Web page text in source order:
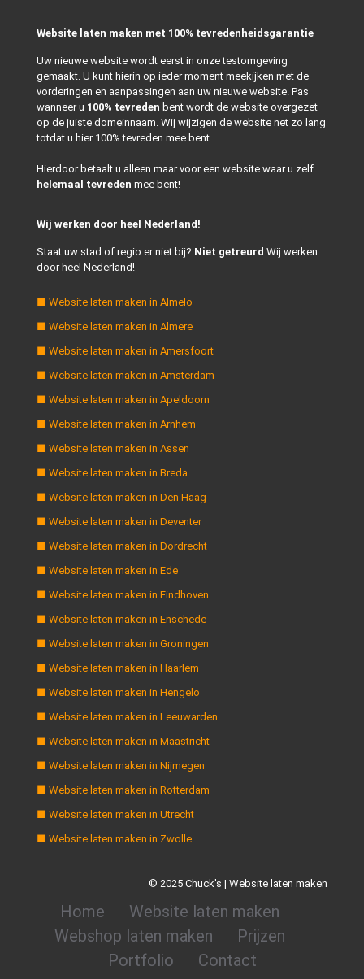
Website laten maken met 100% tevredenheidsgarantie
Uw nieuwe website wordt eerst in onze testomgeving
gemaakt. U kunt hierin op ieder moment meekijken met de
vorderingen en aanpassingen aan uw nieuwe website. Pas
wanneer u 100% tevreden bent wordt de website overgezet
op de juiste domeinnaam. Wij wijzigen de website net zo lang
totdat u hier 100% tevreden mee bent.
Hierdoor betaalt u alleen maar voor een website waar u zelf
helemaal tevreden mee bent!
Wij werken door heel Nederland!
Staat uw stad of regio er niet bij? Niet getreurd Wij werken
door heel Nederland!
■ Website laten maken in Almelo
■ Website laten maken in Almere
■ Website laten maken in Amersfoort
■ Website laten maken in Amsterdam
■ Website laten maken in Apeldoorn
■ Website laten maken in Arnhem
■ Website laten maken in Assen
■ Website laten maken in Breda
■ Website laten maken in Den Haag
■ Website laten maken in Deventer
■ Website laten maken in Dordrecht
■ Website laten maken in Ede
■ Website laten maken in Eindhoven
■ Website laten maken in Enschede
■ Website laten maken in Groningen
■ Website laten maken in Haarlem
■ Website laten maken in Hengelo
■ Website laten maken in Leeuwarden
■ Website laten maken in Maastricht
■ Website laten maken in Nijmegen
■ Website laten maken in Rotterdam
■ Website laten maken in Utrecht
■ Website laten maken in Zwolle
© 2025 Chuck's | Website laten maken
Home
Website laten maken
Webshop laten maken
Prijzen
Portfolio
Contact